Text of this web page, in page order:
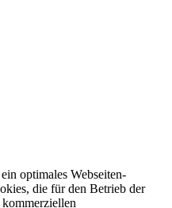
optimales Webseiten-
die für den Betrieb der